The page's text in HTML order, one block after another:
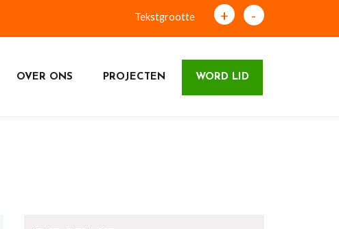
Tekstgrootte + -
OVER ONS PROJECTEN WORD LID